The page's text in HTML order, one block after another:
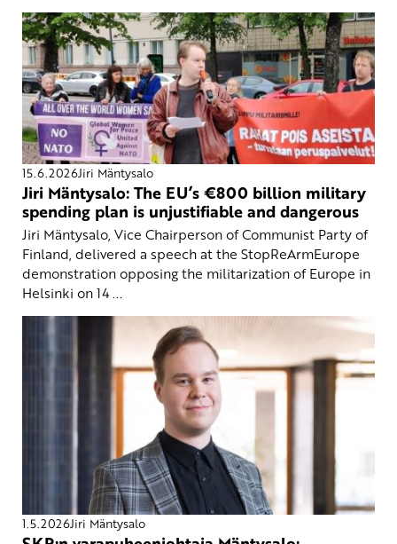
15.6.2026Jiri Mäntysalo
Jiri Mäntysalo: The EU’s €800 billion military
spending plan is unjustifiable and dangerous
Jiri Mäntysalo, Vice Chairperson of Communist Party of
Finland, delivered a speech at the StopReArmEurope
demonstration opposing the militarization of Europe in
Helsinki on 14 ...
1.5.2026Jiri Mäntysalo